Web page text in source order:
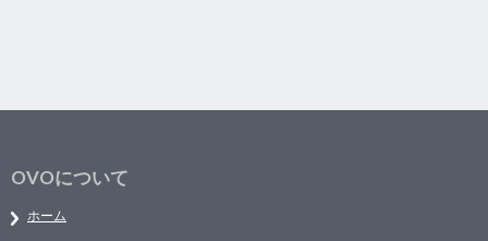
OVOについて
ホーム